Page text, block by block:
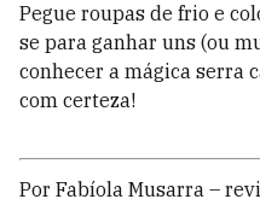
Pegue roupas de frio e
se para ganhar uns (ou
conhecer a mágica serra
com certeza!
Por Fabíola Musarra –